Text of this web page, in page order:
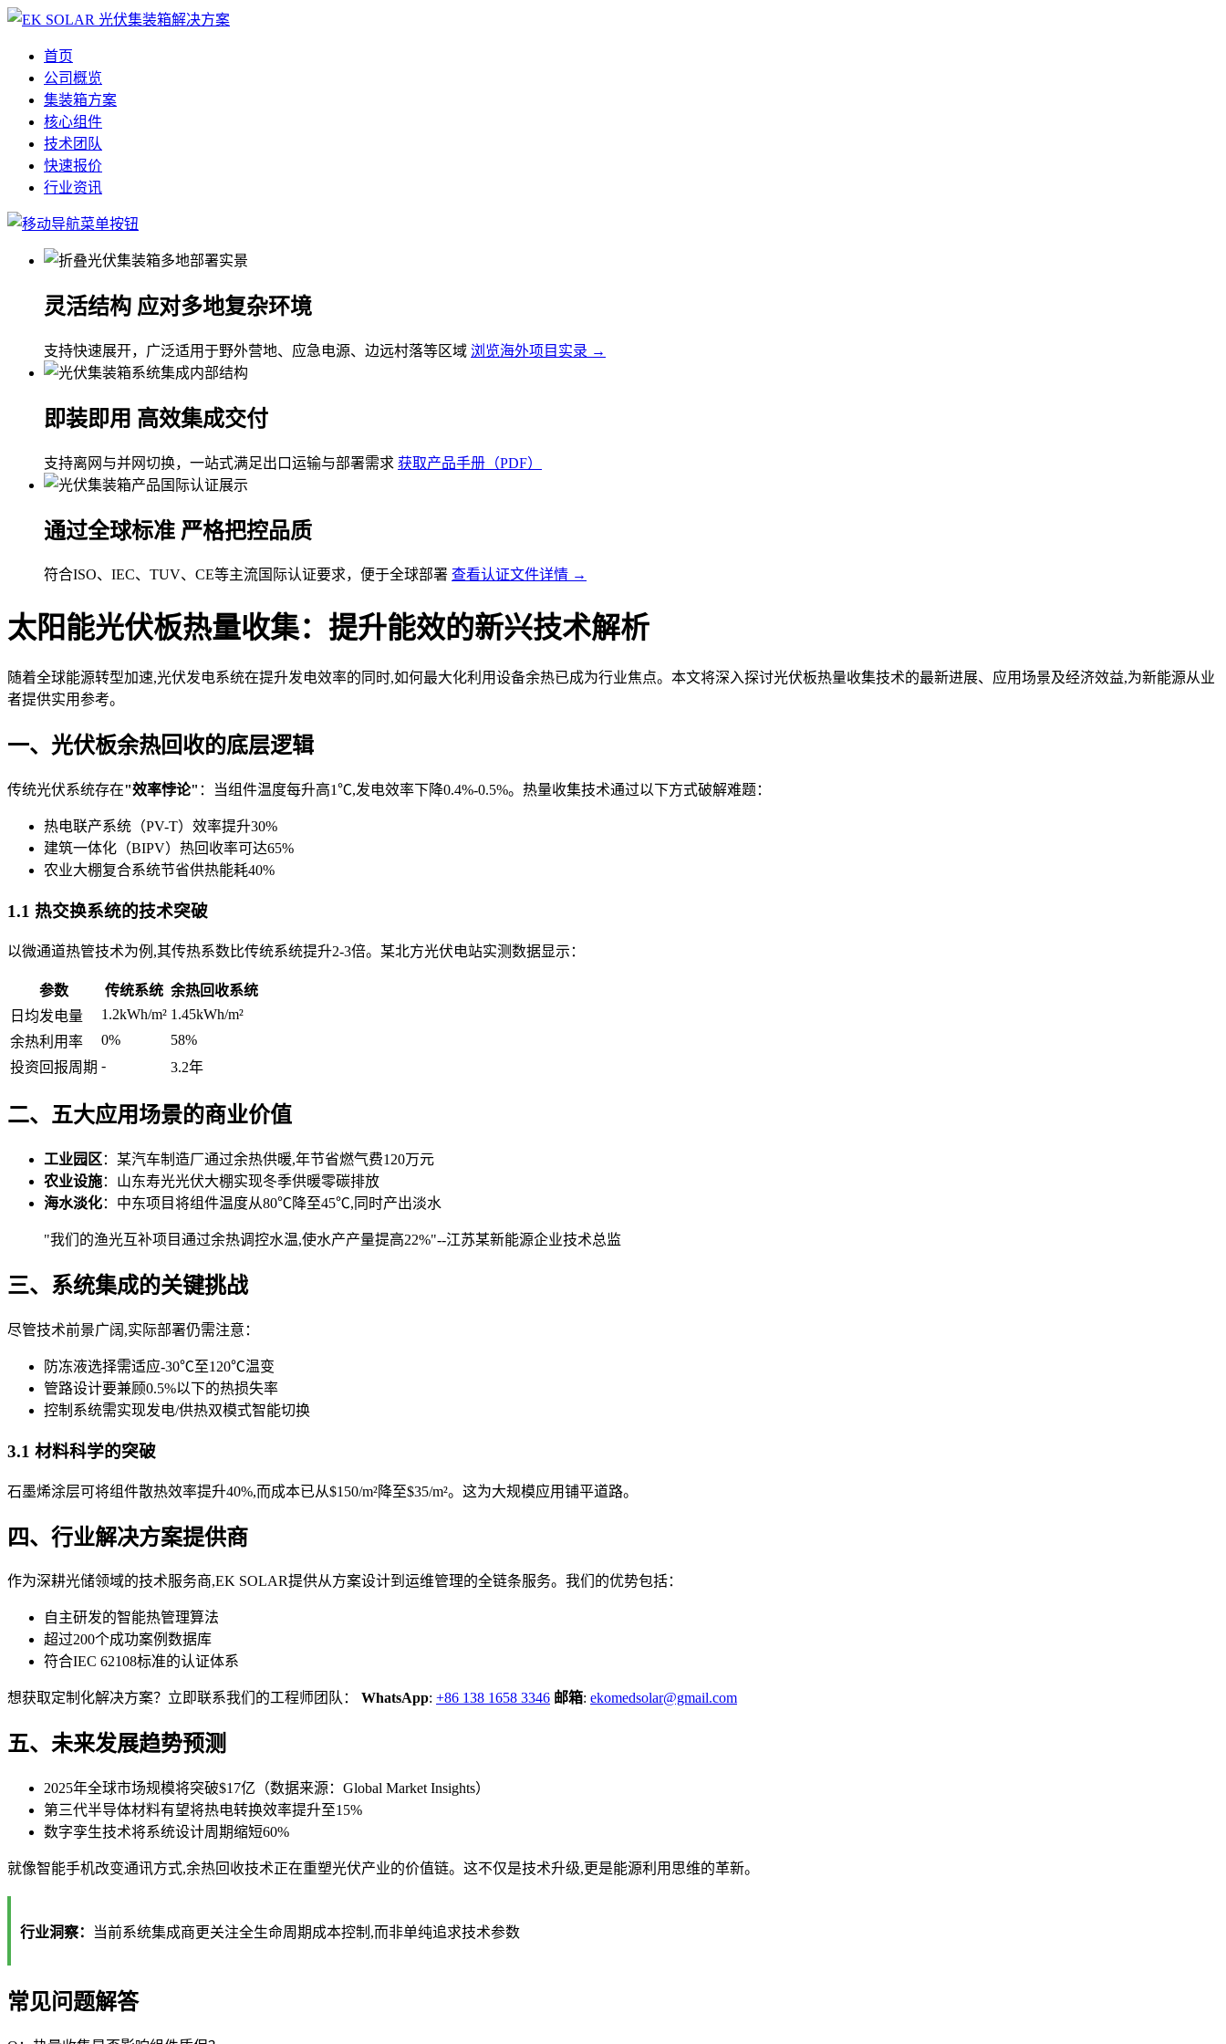
首页
公司概览
集装箱方案
核心组件
技术团队
快速报价
行业资讯
灵活结构 应对多地复杂环境
支持快速展开，广泛适用于野外营地、应急电源、边远村落等区域 浏览海外项目实录 →
即装即用 高效集成交付
支持离网与并网切换，一站式满足出口运输与部署需求 获取产品手册（PDF）
通过全球标准 严格把控品质
符合ISO、IEC、TUV、CE等主流国际认证要求，便于全球部署 查看认证文件详情 →
太阳能光伏板热量收集：提升能效的新兴技术解析
随着全球能源转型加速,光伏发电系统在提升发电效率的同时,如何最大化利用设备余热已成为行业焦点。本文将深入探讨光伏板热量收集技术的最新进展、应用场景及经济效益,为新能源从业
者提供实用参考。
一、光伏板余热回收的底层逻辑
传统光伏系统存在"效率悖论" ：当组件温度每升高1℃,发电效率下降0.4%-0.5%。热量收集技术通过以下方式破解难题：
热电联产系统（PV-T）效率提升30%
建筑一体化（BIPV）热回收率可达65%
农业大棚复合系统节省供热能耗40%
1.1 热交换系统的技术突破
以微通道热管技术为例,其传热系数比传统系统提升2-3倍。某北方光伏电站实测数据显示：
参数 传统系统 余热回收系统
日均发电量
1.2kWh/m² 1.45kWh/m²
余热利用率
0%
58%
投资回报周期 - 3.2年
二、五大应用场景的商业价值
工业园区 ：某汽车制造厂通过余热供暖,年节省燃气费120万元
农业设施：山东寿光光伏大棚实现冬季供暖零碳排放
海水淡化：中东项目将组件温度从80℃降至45℃,同时产出淡水
"我们的渔光互补项目通过余热调控水温,使水产产量提高22%"--江苏某新能源企业技术总监
三、系统集成的关键挑战
尽管技术前景广阔,实际部署仍需注意：
防冻液选择需适应-30℃至120℃温变
管路设计要兼顾0.5%以下的热损失率
控制系统需实现发电/供热双模式智能切换
3.1 材料科学的突破
石墨烯涂层可将组件散热效率提升40%,而成本已从$150/m²降至$35/m²。这为大规模应用铺平道路。
四、行业解决方案提供商
作为深耕光储领域的技术服务商,EK SOLAR提供从方案设计到运维管理的全链条服务。我们的优势包括：
自主研发的智能热管理算法
超过200个成功案例数据库
符合IEC 62108标准的认证体系
想获取定制化解决方案？立即联系我们的工程师团队： WhatsApp: +86 138 1658 3346 邮箱: ekomedsolar@gmail.com
五、未来发展趋势预测
2025年全球市场规模将突破$17亿（数据来源：Global Market Insights）
第三代半导体材料有望将热电转换效率提升至15%
数字孪生技术将系统设计周期缩短60%
就像智能手机改变通讯方式,余热回收技术正在重塑光伏产业的价值链。这不仅是技术升级,更是能源利用思维的革新。
行业洞察： 当前系统集成商更关注全生命周期成本控制,而非单纯追求技术参数
常见问题解答